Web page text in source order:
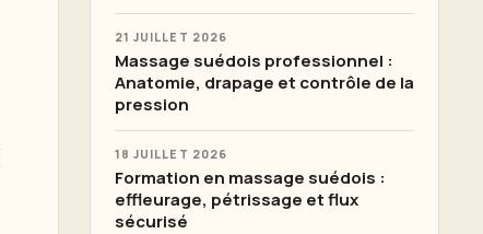
21 JUILLET 2026
Massage suédois professionnel :
Anatomie, drapage et contrôle de la
pression
18 JUILLET 2026
Formation en massage suédois :
effleurage, pétrissage et flux
sécurisé